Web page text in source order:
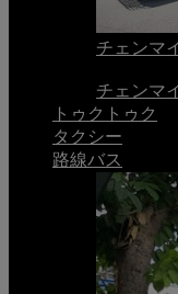
チェンマ
チェンマ
トゥクトゥク
タクシー
路線バス